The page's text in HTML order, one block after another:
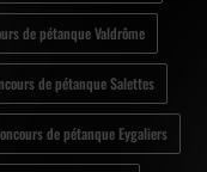
de pétanque Valdrôme
de pétanque Salettes
de pétanque Eygaliers